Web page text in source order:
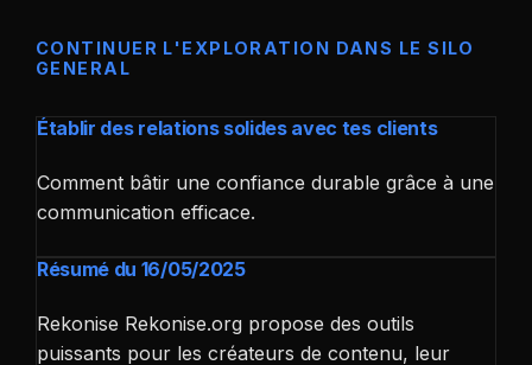
CONTINUER L'EXPLORATION DANS LE SILO
GENERAL
Établir des relations solides avec tes clients
Comment bâtir une confiance durable grâce à une
communication efficace.
Résumé du 16/05/2025
Rekonise Rekonise.org propose des outils
puissants pour les créateurs de contenu, leur